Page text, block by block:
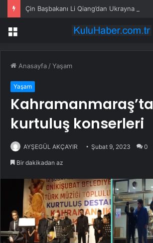
Menü
Anasayfa /Yaşam
Yaşam
Kahramanmaraş’ta
kurtuluş konserleri
AYŞEGÜL AKÇAYIR Şubat 9, 2023 0
Bir dakikadan az